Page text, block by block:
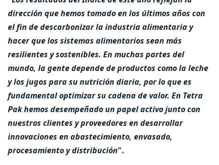
dirección que hemos tomado en los últimos años con
el fin de descarbonizar la industria alimentaria y
hacer que los sistemas alimentarios sean más
resilientes y sostenibles. En muchas partes del
mundo, la gente depende de productos como la leche
y los jugos para su nutrición diaria, por lo que es
fundamental optimizar su cadena de valor. En Tetra
Pak hemos desempeñado un papel activo junto con
nuestros clientes y proveedores en desarrollar
innovaciones en abastecimiento, envasado,
procesamiento y distribución".